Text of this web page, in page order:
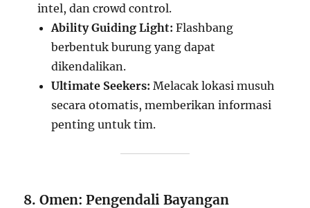
intel, dan crowd control.
Ability Guiding Light: Flashbang
berbentuk burung yang dapat
dikendalikan.
Ultimate Seekers: Melacak lokasi musuh
secara otomatis, memberikan informasi
penting untuk tim.
8. Omen: Pengendali Bayangan